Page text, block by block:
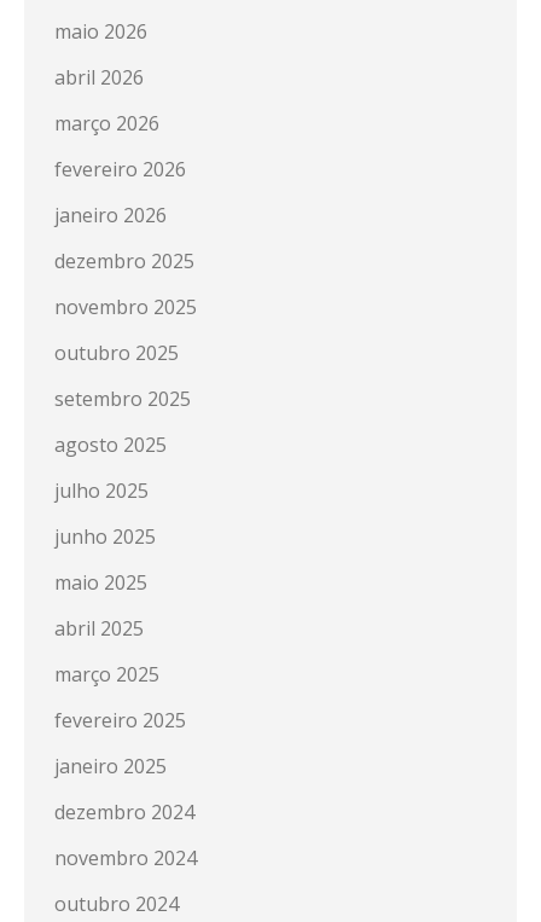
maio 2026
abril 2026
março 2026
fevereiro 2026
janeiro 2026
dezembro 2025
novembro 2025
outubro 2025
setembro 2025
agosto 2025
julho 2025
junho 2025
maio 2025
abril 2025
março 2025
fevereiro 2025
janeiro 2025
dezembro 2024
novembro 2024
outubro 2024